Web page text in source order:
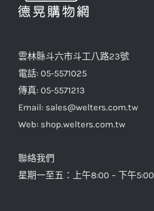
雲林縣斗六市斗工八路23號
電話: 05-5571025
傳真: 05-5571213
Email: sales@welters.com.tw
Web: shop.welters.com.tw
聯絡我們
星期一至五：上午8:00 – 下午5:00